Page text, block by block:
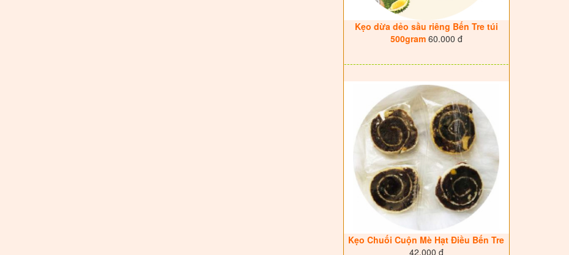
Kẹo dừa dẻo sầu riêng Bến Tre túi
500gram60.000 đ
------------------------------------------------------
Kẹo Chuối Cuộn Mè Hạt Điều Bến Tre
42.000 đ